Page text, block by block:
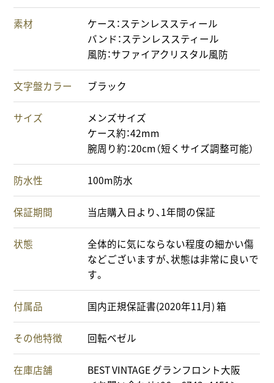
素材
ケース：ステンレススティール
バンド：ステンレススティール
風防：サファイアクリスタル風防
文字盤カラー ブラック
サイズ
メンズサイズ
ケース約：42mm
腕周り約：20cm（短くサイズ調整可能）
防水性 100m防水
保証期間 当店購入日より、1年間の保証
状態
全体的に気にならない程度の細かい傷
などございますが、状態は非常に良いで
す。
付属品 国内正規保証書(2020年11月) 箱
その他特徴 回転ベゼル
在庫店舗
BEST VINTAGE グランフロント大阪